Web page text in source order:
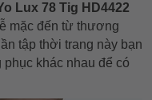
Lux 78 Tig HD4422
mặc đến từ thương
tập thời trang này bạn
khác nhau để có